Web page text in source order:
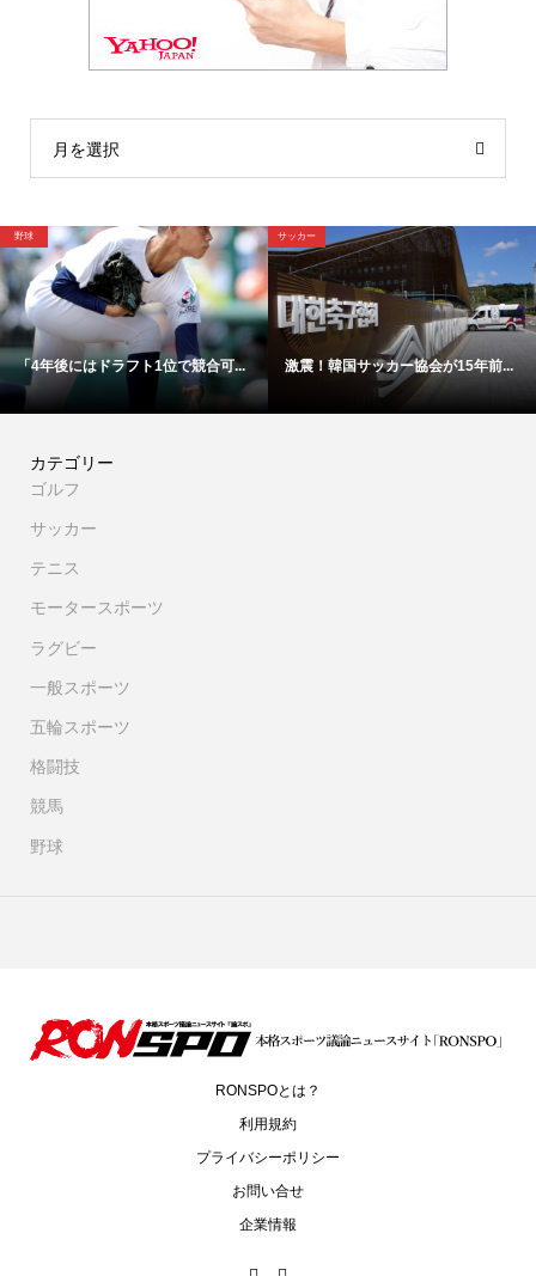
月を選択
野球
「4年後にはドラフト1位で競合可...
サッカー
激震！韓国サッカー協会が15年前...
カテゴリー
ゴルフ
サッカー
テニス
モータースポーツ
ラグビー
一般スポーツ
五輪スポーツ
格闘技
競馬
野球
RONSPOとは？
利用規約
プライバシーポリシー
お問い合せ
企業情報